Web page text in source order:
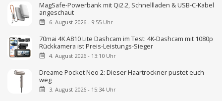
MagSafe-Powerbank mit Qi2.2, Schnellladen & USB-C-Kabel
angeschaut
6. August 2026 - 9:55 Uhr
70mai 4K A810 Lite Dashcam im Test: 4K-Dashcam mit 1080p
Rückkamera ist Preis-Leistungs-Sieger
4. August 2026 - 13:10 Uhr
Dreame Pocket Neo 2: Dieser Haartrockner pustet euch
weg
3. August 2026 - 15:34 Uhr